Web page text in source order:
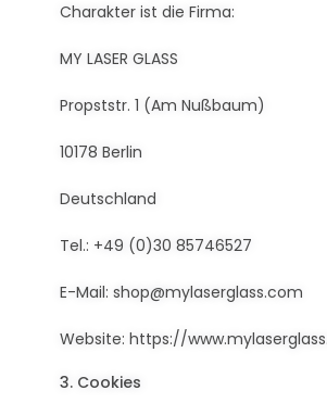
Charakter ist die Firma:
MY LASER GLASS
Propststr. 1 (Am Nußbaum)
10178 Berlin
Deutschland
Tel.: +49 (0)30 85746527
E-Mail: shop@mylaserglass.com
Website: https://
3. Cookies